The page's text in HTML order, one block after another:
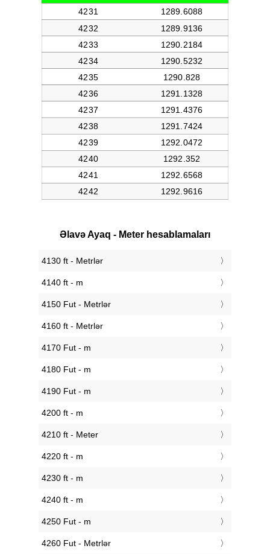
Əlavə Ayaq - Meter hesablamaları
4130 ft - Metrlər
4140 ft - m
4150 Fut - Metrlər
4160 ft - Metrlər
4170 Fut - m
4180 Fut - m
4190 Fut - m
4200 ft - m
4210 ft - Meter
4220 ft - m
4230 ft - m
4240 ft - m
4250 Fut - m
4260 Fut - Metrlər